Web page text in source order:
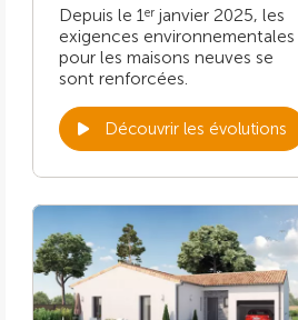
Depuis le 1 er janvier 2025, les
exigences environnementales
pour les maisons neuves se
sont renforcées.
Découvrir les évolutions